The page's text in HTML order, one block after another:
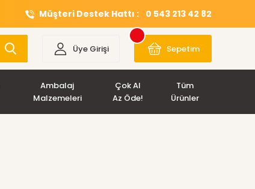
Müşteri Destek Hattı : 0 543 213 42 82
Üye Girişi Sepetim
Ambalaj
Malzemeleri
Çok Al
Az Öde!
Tüm
Ürünler